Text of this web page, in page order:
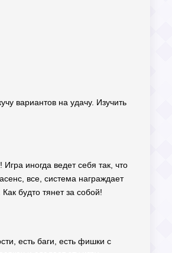
вариантов на удачу. Изучить
иногда ведет себя так, что
все, система награждает
будто тянет за собой!
есть баги, есть фишки с